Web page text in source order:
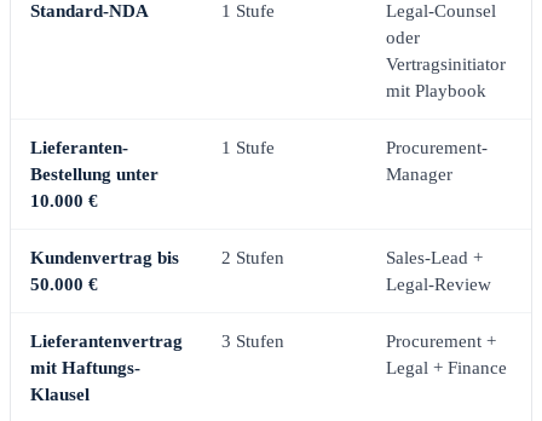
Standard-NDA 1 Stufe
Legal-Counsel
oder
Vertragsinitiator
mit Playbook
Lieferanten-
Bestellung unter
10.000 €
1 Stufe
Procurement-
Manager
Kundenvertrag bis
50.000 €
2 Stufen
Sales-Lead +
Legal-Review
Lieferantenvertrag
mit Haftungs-
Klausel
3 Stufen
Procurement +
Legal + Finance